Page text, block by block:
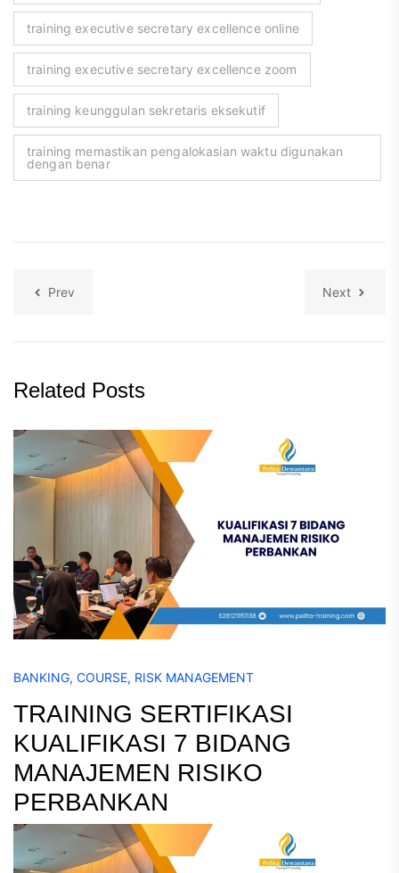
training executive secretary excellence online
training executive secretary excellence zoom
training keunggulan sekretaris eksekutif
training memastikan pengalokasian waktu digunakan
dengan benar
Prev Next
Related Posts
BANKING, COURSE, RISK MANAGEMENT
TRAINING SERTIFIKASI
KUALIFIKASI 7 BIDANG
MANAJEMEN RISIKO
PERBANKAN